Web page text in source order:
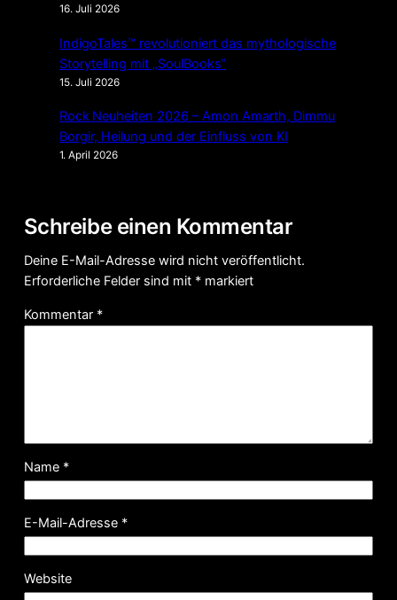
16. Juli 2026
IndigoTales™ revolutioniert das mythologische
Storytelling mit „SoulBooks“
15. Juli 2026
Rock Neuheiten 2026 – Amon Amarth, Dimmu
Borgir, Heilung und der Einfluss von KI
1. April 2026
Schreibe einen Kommentar
Deine E-Mail-Adresse wird nicht veröffentlicht.
Erforderliche Felder sind mit *markiert
Kommentar *
Name *
E-Mail-Adresse *
Website